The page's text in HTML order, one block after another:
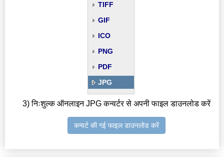
TIFF
GIF
ICO
PNG
PDF
JPG
3) निःशुल्क ऑनलाइन JPG कन्वर्टर से अपनी फाइल डाउनलोड करें
कन्वर्ट की गई फाइल डाउनलोड करें